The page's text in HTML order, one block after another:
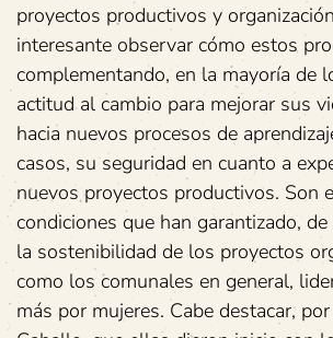
proyectos productivos y
interesante observar cómo estos
complementando, en la mayoría de
actitud al cambio para mejorar sus
hacia nuevos procesos de
casos, su seguridad en cuanto a
nuevos proyectos productivos. Son
condiciones que han garantizado,
la sostenibilidad de los proyectos
como los comunales en general,
más por mujeres. Cabe destacar,